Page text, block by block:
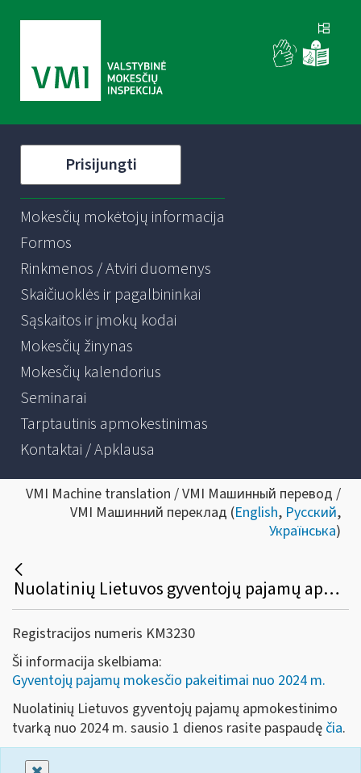
Prisijungti
Mokesčių mokėtojų informacija
Formos
Rinkmenos / Atviri duomenys
Skaičiuoklės ir pagalbininkai
Sąskaitos ir įmokų kodai
Mokesčių žinynas
Mokesčių kalendorius
Seminarai
Tarptautinis apmokestinimas
Kontaktai / Apklausa
VMI Machine translation / VMI Машинный перевод /
VMI Машинний переклад (English, Русский,
Українська)
Nuolatinių Lietuvos gyventojų pajamų apmokestinimo tvarka nuo 2024 m. sausio 1 dienos
Registracijos numeris KM3230
Ši informacija skelbiama:
Gyventojų pajamų mokesčio pakeitimai nuo 2024 m.
Nuolatinių Lietuvos gyventojų pajamų apmokestinimo
tvarką nuo 2024 m. sausio 1 dienos rasite paspaudę čia.